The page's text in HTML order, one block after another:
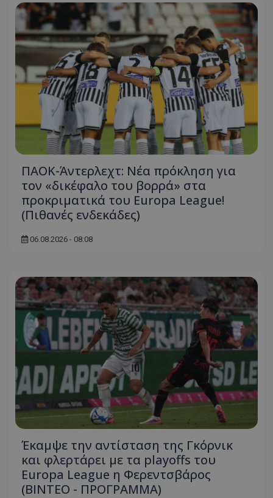
ΠΑΟΚ-Άντερλεχτ: Νέα πρόκληση για
τον «δικέφαλο του βορρά» στα
προκριματικά του Europa League!
(Πιθανές ενδεκάδες)
06.08.2026 - 08:08
Έκαμψε την αντίσταση της Γκόρνικ
και φλερτάρει με τα playoffs του
Europa League η Φερεντσβάρος
(ΒΙΝΤΕΟ - ΠΡΟΓΡΑΜΜΑ)